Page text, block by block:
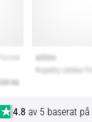
4.8 av 5 baserat på